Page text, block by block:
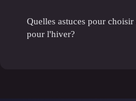
Quelles astuces pour
pour l'hiver?